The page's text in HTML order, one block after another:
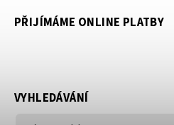
PŘIJÍMÁME ONLINE PLATBY
VYHLEDÁVÁNÍ